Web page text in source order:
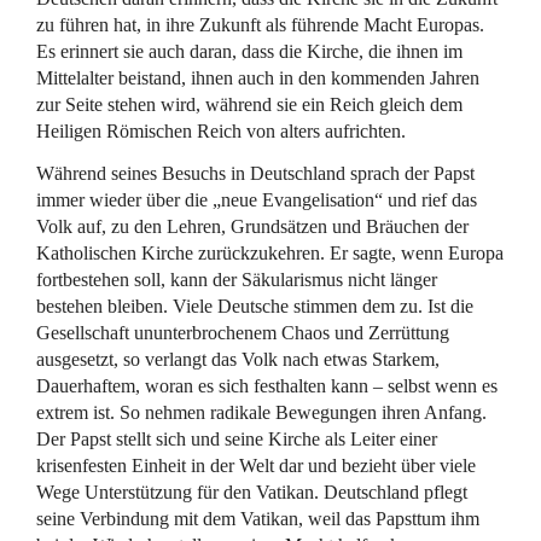
zu führen hat, in ihre Zukunft als führende Macht Europas.
Es erinnert sie auch daran, dass die Kirche, die ihnen im
Mittelalter beistand, ihnen auch in den kommenden Jahren
zur Seite stehen wird, während sie ein Reich gleich dem
Heiligen Römischen Reich von alters aufrichten.
Während seines Besuchs in Deutschland sprach der Papst
immer wieder über die „neue Evangelisation“ und rief das
Volk auf, zu den Lehren, Grundsätzen und Bräuchen der
Katholischen Kirche zurückzukehren. Er sagte, wenn Europa
fortbestehen soll, kann der Säkularismus nicht länger
bestehen bleiben. Viele Deutsche stimmen dem zu. Ist die
Gesellschaft ununterbrochenem Chaos und Zerrüttung
ausgesetzt, so verlangt das Volk nach etwas Starkem,
Dauerhaftem, woran es sich festhalten kann – selbst wenn es
extrem ist. So nehmen radikale Bewegungen ihren Anfang.
Der Papst stellt sich und seine Kirche als Leiter einer
krisenfesten Einheit in der Welt dar und bezieht über viele
Wege Unterstützung für den Vatikan. Deutschland pflegt
seine Verbindung mit dem Vatikan, weil das Papsttum ihm